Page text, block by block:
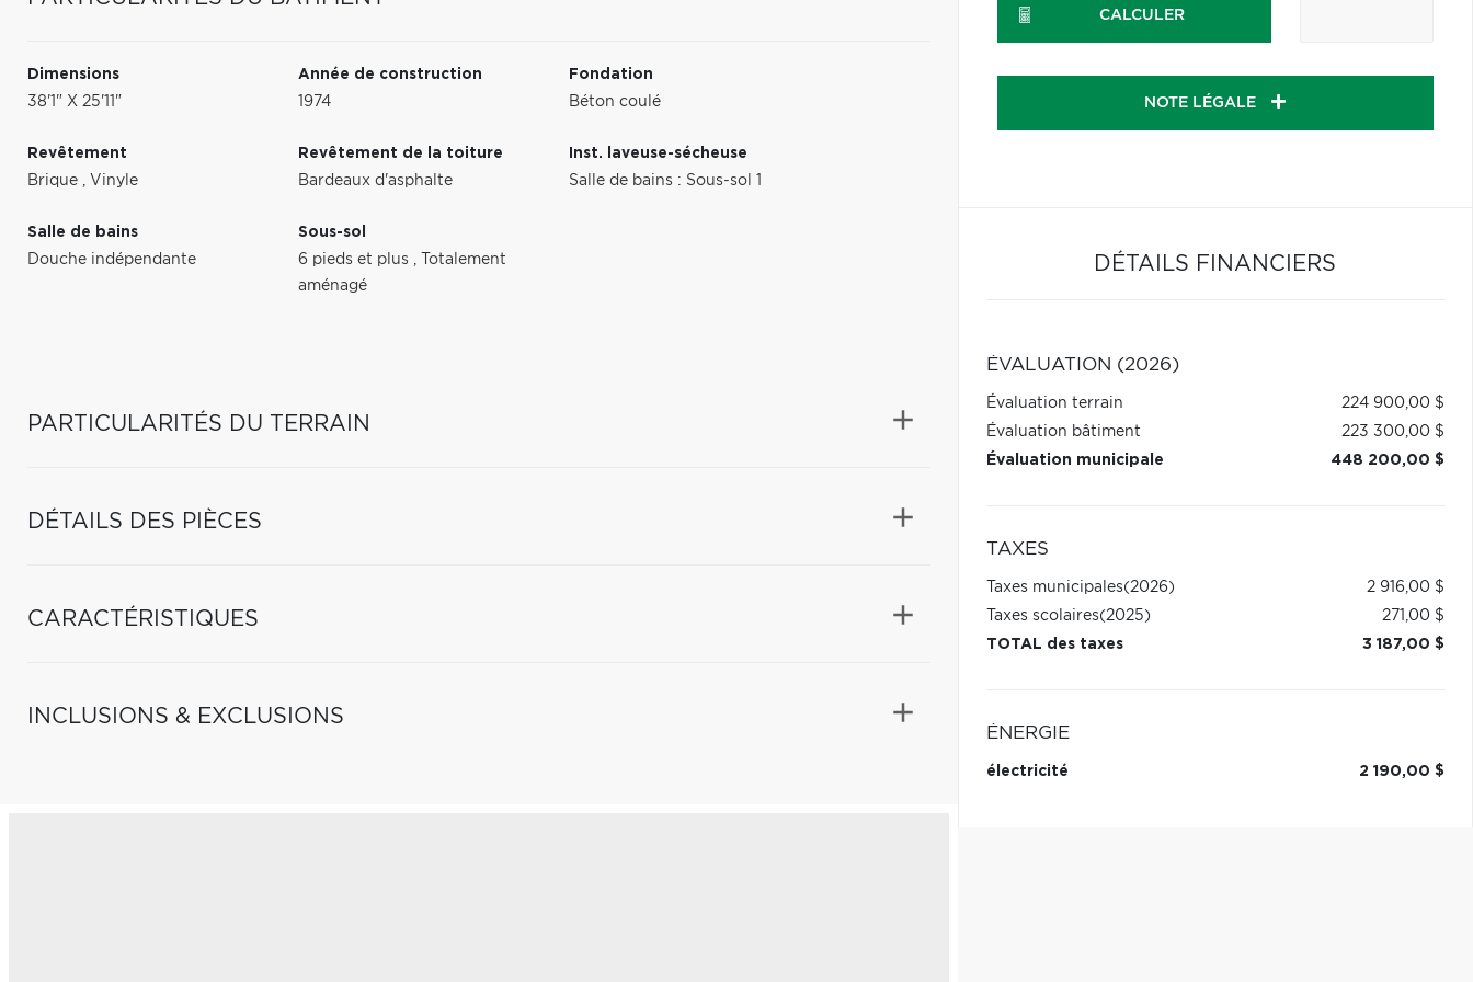
Dimensions
38'1" X 25'11"
Année de construction
1974
Fondation
Béton coulé
Revêtement
Brique , Vinyle
Revêtement de la toiture
Bardeaux d'asphalte
Inst. laveuse-sécheuse
Salle de bains : Sous-sol 1
Salle de bains
Douche indépendante
Sous-sol
6 pieds et plus ,
Totalement
aménagé
PARTICULARITÉS DU TERRAIN
DÉTAILS DES PIÈCES
CARACTÉRISTIQUES
INCLUSIONS & EXCLUSIONS
CALCULER
NOTE LÉGALE
DÉTAILS FINANCIERS
ÉVALUATION (2026)
Évaluation terrain
224 900,00 $
Évaluation bâtiment
223 300,00 $
Évaluation municipale
448 200,00 $
TAXES
Taxes municipales(2026)
2 916,00 $
Taxes scolaires(2025)
271,00 $
TOTAL des taxes
3 187,00 $
ÉNERGIE
électricité 2 190,00 $